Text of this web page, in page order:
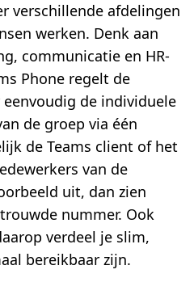
verschillende afdelingen
werken. Denk aan
communicatie en HR-
Phone regelt de
de individuele
de groep via één
de Teams client of het
van de
uit, dan zien
nummer. Ook
verdeel je slim,
bereikbaar zijn.